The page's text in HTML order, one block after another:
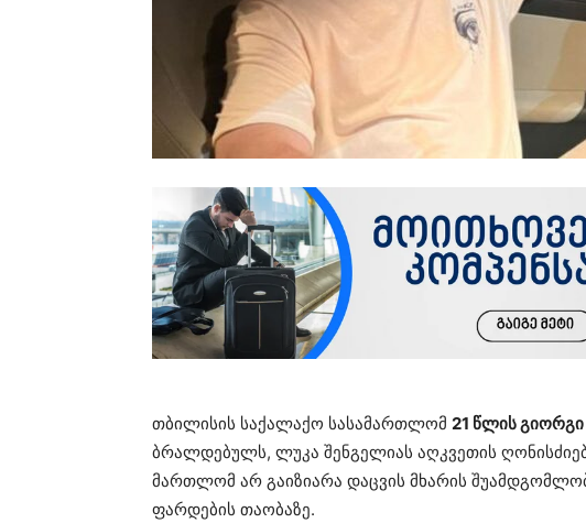
თბი­ლი­სის სა­ქა­ლა­ქო სა­სა­მარ­თლომ 21 წლის
ბრალ­დე­ბულს, ლუკა შენ­გე­ლი­ას აღ­კვე­თის
მარ­თლომ არ გა­ი­ზი­ა­რა დაც­ვის მხა­რის
ფარ­დე­ბის თა­ო­ბა­ზე.